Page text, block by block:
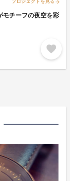
プロジェクトを見る arrow_forward
モチーフの夜空を彩
favorite